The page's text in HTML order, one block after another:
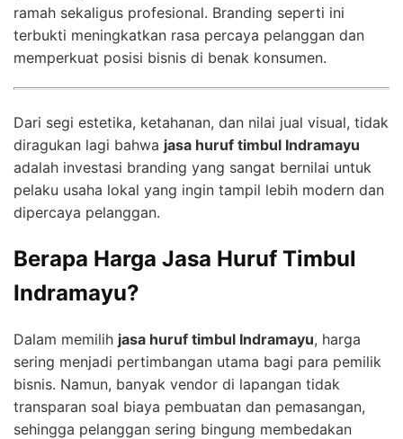
ramah sekaligus profesional. Branding seperti ini
terbukti meningkatkan rasa percaya pelanggan dan
memperkuat posisi bisnis di benak konsumen.
Dari segi estetika, ketahanan, dan nilai jual visual, tidak
diragukan lagi bahwa jasa huruf timbul Indramayu
adalah investasi branding yang sangat bernilai untuk
pelaku usaha lokal yang ingin tampil lebih modern dan
dipercaya pelanggan.
Berapa Harga Jasa Huruf Timbul
Indramayu?
Dalam memilih jasa huruf timbul Indramayu, harga
sering menjadi pertimbangan utama bagi para pemilik
bisnis. Namun, banyak vendor di lapangan tidak
transparan soal biaya pembuatan dan pemasangan,
sehingga pelanggan sering bingung membedakan